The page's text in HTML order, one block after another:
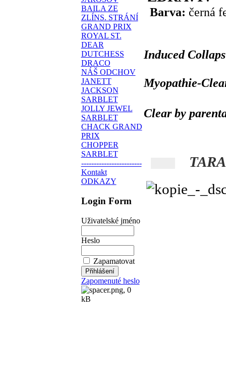
BAILA ZE
ZLÍNS. STRÁNÍ
GRAND PRIX
ROYAL ST.
DEAR
DUTCHESS
DRACO
NÁŠ ODCHOV
JANETT
JACKSON
SARBLET
JOLLY JEWEL
SARBLET
CHACK GRAND
PRIX
CHOPPER
SARBLET
------------------------
Kontakt
ODKAZY
Login Form
Uživatelské jméno
Heslo
Zapamatovat
Zapomenuté heslo
Barva: černá
Induced
Myopathie-
Clear by
TARA